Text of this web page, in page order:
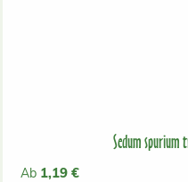
Sedum spurium
Regulärer Preis:
Ab 1,19 €